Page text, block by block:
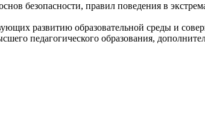
безопасности, правил поведения в
развитию образовательной среды и
педагогического образования,